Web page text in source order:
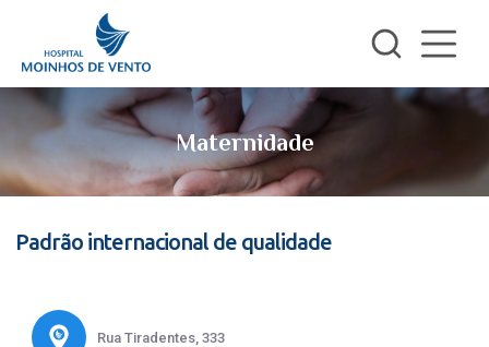
Maternidade
Padrão internacional de qualidade
Rua Tiradentes, 333